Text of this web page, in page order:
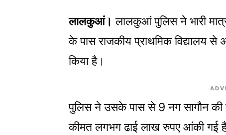
लालकुआं। लालकुआं पुलिस ने भारी
के पास राजकीय प्राथमिक विद्यालय
किया है।
पुलिस ने उसके पास से 9 नग सागौन की
कीमत लगभग ढाई लाख रुपए आंकी गई